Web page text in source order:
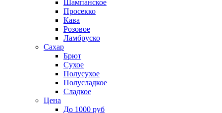
Шампанское
Просекко
Кава
Розовое
Ламбруско
Сахар
Брют
Сухое
Полусухое
Полусладкое
Сладкое
Цена
До 1000 руб